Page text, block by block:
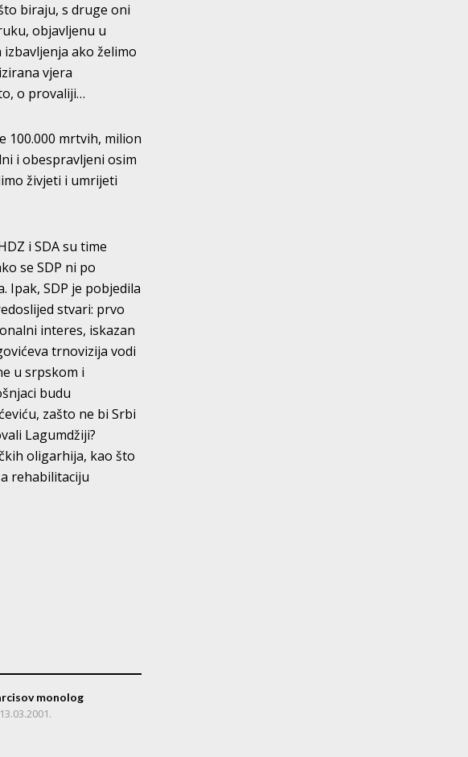
biraju, s druge oni
objavljenu u
izbavljenja ako želimo
vjera
o provaliji…
100.000 mrtvih, milion
i obespravljeni osim
živjeti i umrijeti
i SDA su time
se SDP ni po
Ipak, SDP je pobjedila
stvari: prvo
interes, iskazan
trnovizija vodi
u srpskom i
budu
zašto ne bi Srbi
Lagumdžiji?
oligarhija, kao što
rehabilitaciju
monolog
13.03.2001.